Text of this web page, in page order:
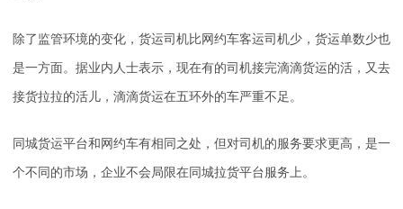
除了监管环境的变化，货运司机比网约车客运司机少，货运单数少也
是一方面。据业内人士表示，现在有的司机接完滴滴货运的活，又去
接货拉拉的活儿，滴滴货运在五环外的车严重不足。
同城货运平台和网约车有相同之处，但对司机的服务要求更高，是一
个不同的市场，企业不会局限在同城拉货平台服务上。